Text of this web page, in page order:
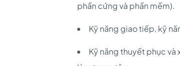
phần cứng và phần mềm).
Kỹ năng giao tiếp, kỹ
Kỹ năng thuyết phục và